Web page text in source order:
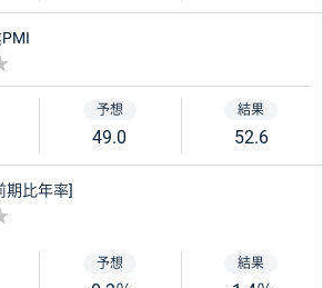
49.0 52.6
カ
期比年率]